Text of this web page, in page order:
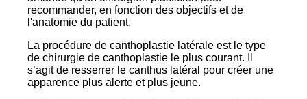
recommander, en fonction des objectifs et de
l'anatomie du patient.
La procédure de canthoplastie latérale est le type
de chirurgie de canthoplastie le plus courant. Il
s’agit de resserrer le canthus latéral pour créer une
apparence plus alerte et plus jeune.